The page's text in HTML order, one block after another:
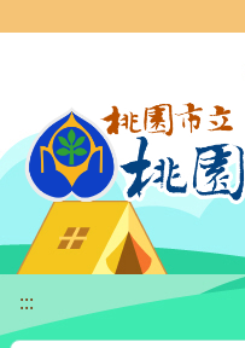
:::